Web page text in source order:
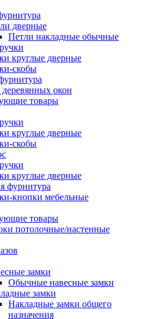
дверные
Петли накладные обычные
круглые дверные
скобы
деревянных окон
товары
круглые дверные
скобы
круглые дверные
фурнитура
кнопки мебельные
товары
потолочные/настенные
замки
Обычные навесные замки
замки
Накладные замки общего
назначения